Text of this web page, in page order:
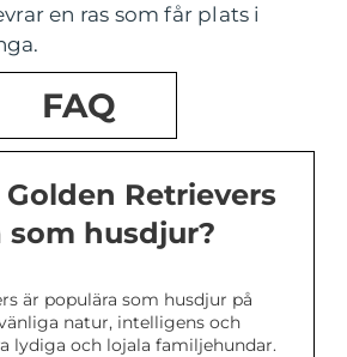
en ras som får plats i
FAQ
Retrievers
som husdjur?
är populära som husdjur på
natur, intelligens och
lydiga och lojala familjehundar.